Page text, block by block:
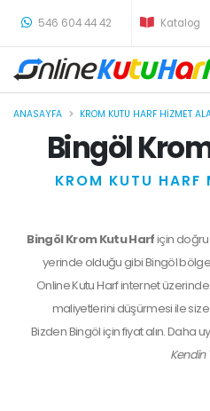
546 604 44 42 Katalog
ANASAYFA KROM KUTU HARF HIZMET
Bingöl
KROM KUTU HARF
Bingöl Krom Kutu Harfiçin
yerinde olduğu gibi Bingöl
Online Kutu Harf internet
maliyetlerini düşürmesi ile
BizdenBingöliçin fiyat alın. Daha
Kendin